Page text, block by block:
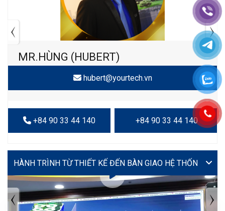
MR.HÙNG (HUBERT)
hubert@yourtech.vn
+84 90 33 44 140 +84 90 33 44 140
VIDEO
TIN TỨC MỚI NHẤT
Tuyển dụng: Nhân viên KẾ TOÁN